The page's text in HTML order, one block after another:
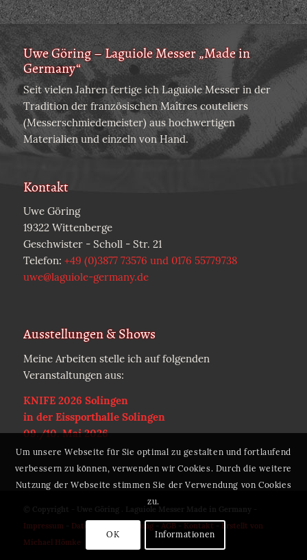
Uwe Göring – Laguiole Messer „Made in
Germany“
Seit vielen Jahren fertige ich Laguiole Messer in der
Tradition der französischen Maîtres couteliers
(Messerschmiedemeister) aus hochwertigen
Materialien und einzeln von Hand.
Kontakt
Uwe Göring
19322 Wittenberge
Geschwister - Scholl - Str. 21
Telefon: +49 (0)3877 73576 und 0176 55779738
uwe@laguiole-germany.de
Ausstellungen & Shows
Meine Arbeiten stelle ich auf folgenden
Veranstaltungen aus:
KNIFE 2026 Solingen
in der Eissporthalle Solingen
09./10. Mai 2026
© Copyright - Uwe Göring . Laguiole Messer Made in Germany -
Impressum- Datenschutzerklärung- AGB- Kontakt
Erstellt von
Michael Hömke
Um unsere Webseite für Sie optimal zu gestalten und fortlaufend
verbessern zu können, verwenden wir Cookies. Durch die weitere
Nutzung der Webseite stimmen Sie der Verwendung von Cookies
zu.
OK Informationen